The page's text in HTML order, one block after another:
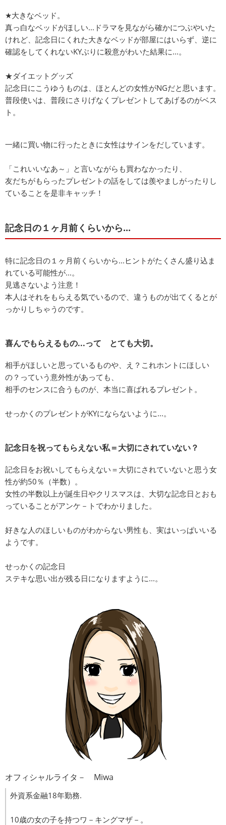
★大きなベッド。
真っ白なベッドがほしい...ドラマを見ながら確かにつぶやいた
けれど、記念日にくれた大きなベッドが部屋にはいらず、逆に
確認をしてくれないKYぶりに殺意がわいた結果に...。
★ダイエットグッズ
記念日にこうゆうものは、ほとんどの女性がNGだと思います。
普段使いは、普段にさりげなくプレゼントしてあげるのがベス
ト。
一緒に買い物に行ったときに女性はサインをだしています。
「これいいなあ～」と言いながらも買わなかったり、
友だちがもらったプレゼントの話をしては羨やましがったりし
ていることを是非キャッチ！
記念日の１ヶ月前くらいから...
特に記念日の１ヶ月前くらいから...ヒントがたくさん盛り込ま
れている可能性が...。
見逃さないよう注意！
本人はそれをもらえる気でいるので、違うものが出てくるとが
っかりしちゃうのです。
喜んでもらえるもの...って とても大切。
相手がほしいと思っているものや、え？これホントにほしい
の？っていう意外性があっても、
相手のセンスに合うものが、本当に喜ばれるプレゼント。
せっかくのプレゼントがKYにならないように...。
記念日を祝ってもらえない私＝大切にされていない？
記念日をお祝いしてもらえない＝大切にされていないと思う女
性が約50％（半数）。
女性の半数以上が誕生日やクリスマスは、大切な記念日とおも
っていることがアンケ－トでわかりました。
好きな人のほしいものがわからない男性も、実はいっぱいいる
ようです。
せっかくの記念日
ステキな思い出が残る日になりますように...。
オフィシャルライタ－ Miwa
外資系金融18年勤務.
10歳の女の子を持つワ－キングマザ－。